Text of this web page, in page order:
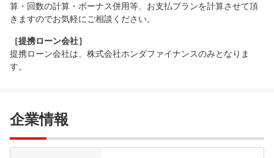
算・回数の計算・ボーナス併用等、お支払プランを計算させて頂
きますのでお気軽にご相談ください。
［提携ローン会社］
提携ローン会社は、株式会社ホンダファイナンスのみとなりま
す。
企業情報